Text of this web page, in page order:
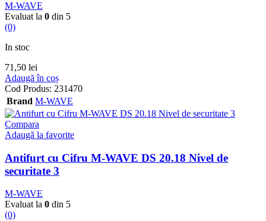
M-WAVE
Evaluat la 0 din 5
(0)
In stoc
71,50 lei
Adaugă în coș
Cod Produs: 231470
Brand M-WAVE
Compara
Adaugă la favorite
Antifurt cu Cifru M-WAVE DS 20.18 Nivel de
securitate 3
M-WAVE
Evaluat la 0 din 5
(0)